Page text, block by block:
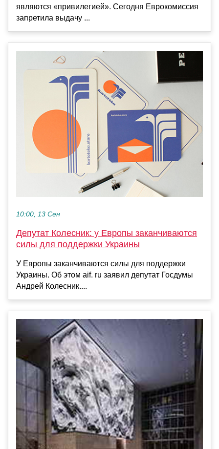
являются «привилегией». Сегодня Еврокомиссия
запретила выдачу ...
10:00, 13 Сен
Депутат Колесник: у Европы заканчиваются
силы для поддержки Украины
У Европы заканчиваются силы для поддержки
Украины. Об этом aif. ru заявил депутат Госдумы
Андрей Колесник....